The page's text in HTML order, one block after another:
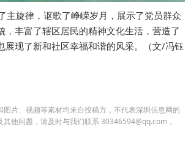
主旋律，讴歌了峥嵘岁月，展示了党员群众
，丰富了辖区居民的精神文化生活，营造了
展现了新和社区幸福和谐的风采。（文/冯钰
片、视频等素材均来自投稿方，不代表深圳信息网的
他问题，请及时与我们联系 30346594@qq.com 。